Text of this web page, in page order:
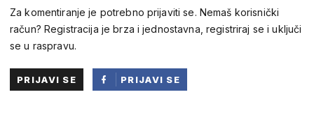
Za komentiranje je potrebno prijaviti se. Nemaš korisnički
račun? Registracija je brza i jednostavna, registriraj se i uključi
se u raspravu.
PRIJAVI SE
PRIJAVI SE